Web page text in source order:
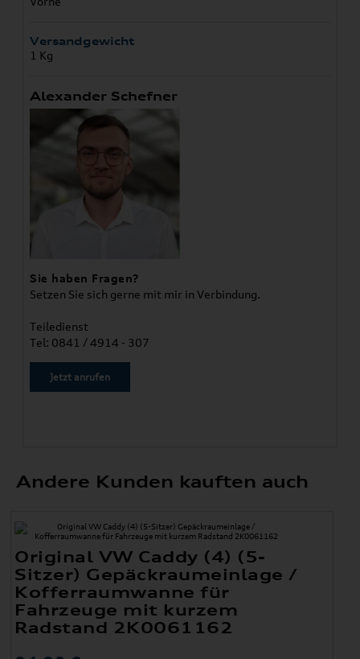
Versandgewicht
1 Kg
Alexander Schefner
Sie haben Fragen?
Setzen Sie sich gerne mit mir in Verbindung.
Teiledienst
Tel: 0841 / 4914 - 307
Jetzt anrufen
Andere Kunden kauften auch
Original VW Caddy (4) (5-
Sitzer) Gepäckraumeinlage /
Kofferraumwanne für
Fahrzeuge mit kurzem
Radstand 2K0061162